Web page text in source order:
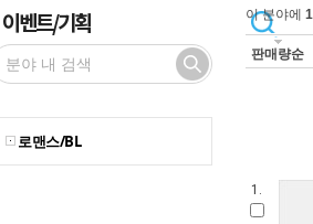
이벤트/기획
로맨스/BL
이 분야에
판매량순
1.